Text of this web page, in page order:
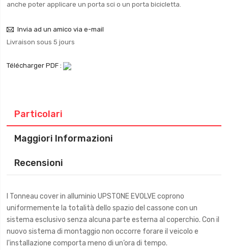
anche poter applicare un porta sci o un porta bicicletta.
Invia ad un amico via e-mail
Livraison sous 5 jours
Télécharger PDF :
Particolari
Maggiori Informazioni
Recensioni
I Tonneau cover in alluminio UPSTONE EVOLVE coprono
uniformemente la totalità dello spazio del cassone con un
sistema esclusivo senza alcuna parte esterna al coperchio. Con il
nuovo sistema di montaggio non occorre forare il veicolo e
l'installazione comporta meno di un’ora di tempo.